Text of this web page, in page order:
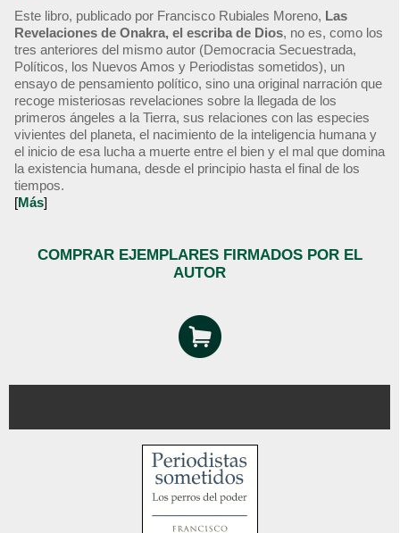
Este libro, publicado por Francisco Rubiales Moreno, Las
Revelaciones de Onakra, el escriba de Dios, no es, como los
tres anteriores del mismo autor (Democracia Secuestrada,
Políticos, los Nuevos Amos y Periodistas sometidos), un
ensayo de pensamiento político, sino una original narración que
recoge misteriosas revelaciones sobre la llegada de los
primeros ángeles a la Tierra, sus relaciones con las especies
vivientes del planeta, el nacimiento de la inteligencia humana y
el inicio de esa lucha a muerte entre el bien y el mal que domina
la existencia humana, desde el principio hasta el final de los
tiempos.
[Más]
COMPRAR EJEMPLARES FIRMADOS POR EL
AUTOR